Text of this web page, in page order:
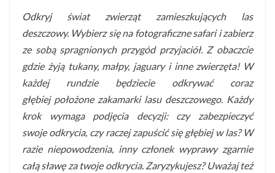
Odkryj świat zwierząt zamieszkujących las
deszczowy. Wybierz się na fotograficzne safari i zabierz
ze sobą spragnionych przygód przyjaciół. Z obaczcie
gdzie żyją tukany, małpy, jaguary i inne zwierzęta! W
każdej rundzie będziecie odkrywać coraz
głębiej położone zakamarki lasu deszczowego. Każdy
krok wymaga podjęcia decyzji: czy zabezpieczyć
swoje odkrycia, czy raczej zapuścić się głębiej w las? W
razie niepowodzenia, inny członek wyprawy zgarnie
całą sławę za twoje odkrycia. Zaryzykujesz? Uważaj też